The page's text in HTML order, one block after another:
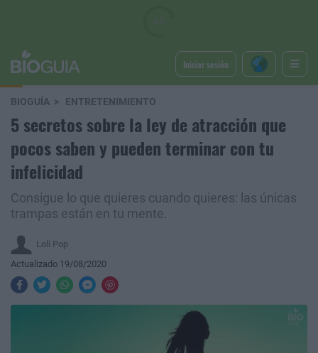
Iniciar sesión
BIOGUÍA ENTRETENIMIENTO
5 secretos sobre la ley de atracción que
pocos saben y pueden terminar con tu
infelicidad
Consigue lo que quieres cuando quieres: las únicas
trampas están en tu mente.
Loli Pop
Actualizado 19/08/2020